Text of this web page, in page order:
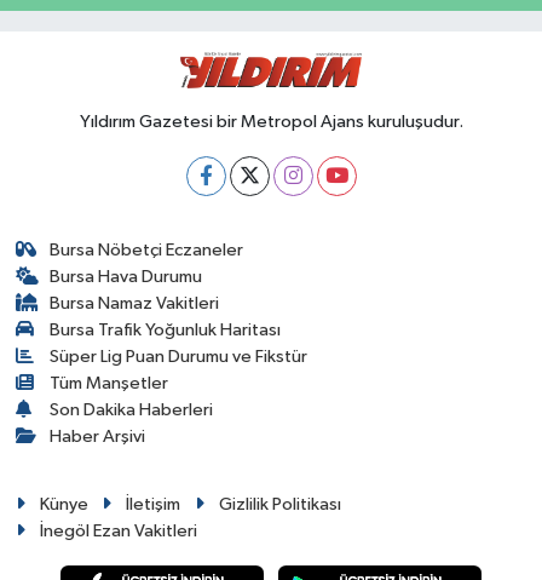
Yıldırım Gazetesi bir Metropol Ajans kuruluşudur.
Bursa Nöbetçi Eczaneler
Bursa Hava Durumu
Bursa Namaz Vakitleri
Bursa Trafik Yoğunluk Haritası
Süper Lig Puan Durumu ve Fikstür
Tüm Manşetler
Son Dakika Haberleri
Haber Arşivi
Künye İletişim
Gizlilik Politikası
İnegöl Ezan Vakitleri